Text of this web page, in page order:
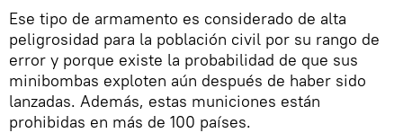
Ese tipo de armamento es considerado de alta
peligrosidad para la población civil por su rango de
error y porque existe la probabilidad de que sus
minibombas exploten aún después de haber sido
lanzadas. Además, estas municiones están
prohibidas en más de 100 países.